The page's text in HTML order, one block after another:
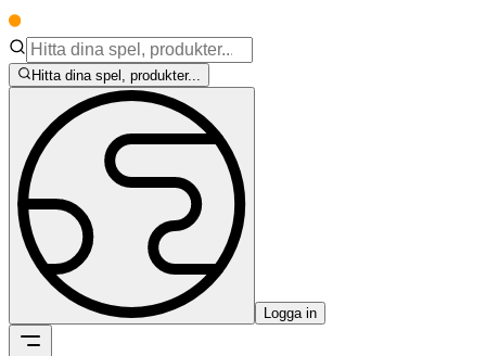
Hitta dina spel, produkter...
Logga in